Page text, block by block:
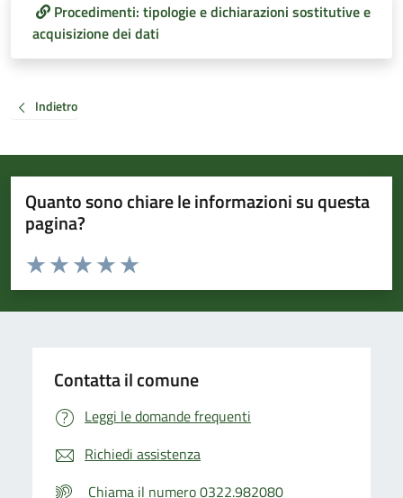
Procedimenti: tipologie e dichiarazioni sostitutive e
acquisizione dei dati
Indietro
Quanto sono chiare le informazioni su questa
pagina?
Valuta da 1 a 5 stelle la pagina
Valuta 5 stelle su 5
Valuta 4 stelle su 5
Valuta 3 stelle su 5
Valuta 2 stelle su 5
Valuta 1 stelle su 5
Contatta il comune
Leggi le domande frequenti
Richiedi assistenza
Chiama il numero 0322.982080